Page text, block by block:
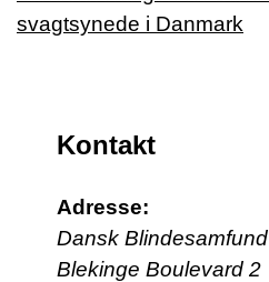
Kontakt
Adresse:
Dansk Blindesamfund
Blekinge Boulevard 2